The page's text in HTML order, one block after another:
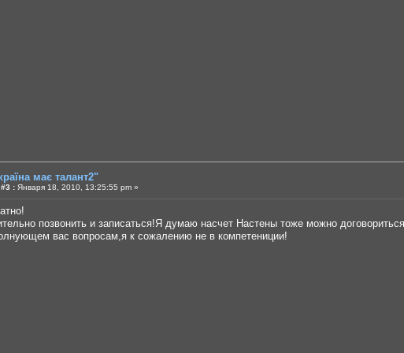
має талант2"
: Января 18, 2010, 13:25:55 pm »
позвонить и записаться!Я думаю насчет Настены тоже можно
вас вопросам,я к сожалению не в компетениции!